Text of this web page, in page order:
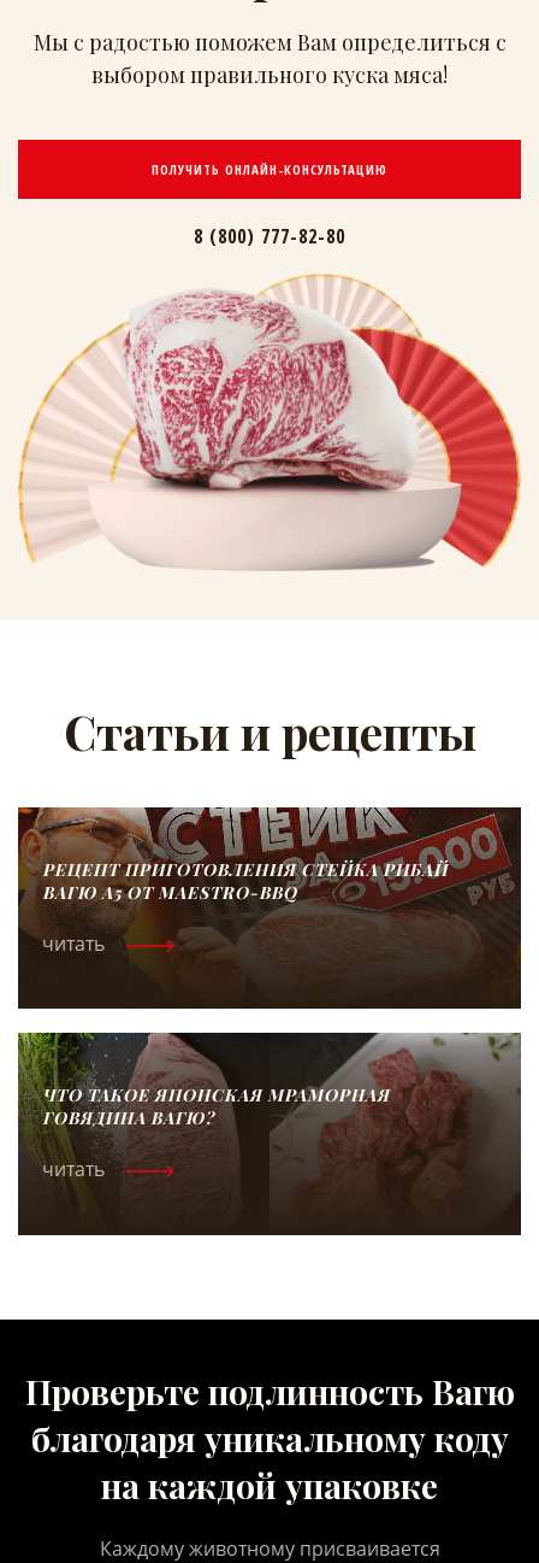
Мы с радостью поможем Вам определиться с
выбором правильного куска мяса!
ПОЛУЧИТЬ ОНЛАЙН-КОНСУЛЬТАЦИЮ
8 (800) 777-82-80
Статьи и рецепты
РЕЦЕПТ ПРИГОТОВЛЕНИЯ СТЕЙКА РИБАЙ
ВАГЮ А5 ОТ MAESTRO-BBQ
читать
ЧТО ТАКОЕ ЯПОНСКАЯ МРАМОРНАЯ
ГОВЯДИНА ВАГЮ?
читать
Проверьте подлинность Вагю
благодаря уникальному коду
на каждой упаковке
Каждому животному присваивается